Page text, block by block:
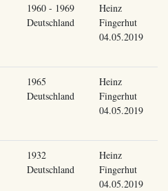
1960 - 1969
Deutschland
Heinz
Fingerhut
04.05.2019
1965
Deutschland
Heinz
Fingerhut
04.05.2019
1932
Deutschland
Heinz
Fingerhut
04.05.2019